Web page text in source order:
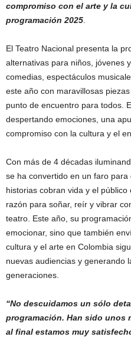
compromiso con el arte y la
programación 2025
El Teatro Nacional presenta la
alternativas para niños, jóvenes
comedias, espectáculos
este año con maravillosas
punto de encuentro para todos.
despertando emociones, una
compromiso con la cultura y el
Con más de 4 décadas
se ha convertido en un faro
historias cobran vida y el
razón para soñar, reír y vibrar
teatro. Este año, su
emocionar, sino que también
cultura y el arte en Colombia
nuevas audiencias y generando
generaciones.
“No descuidamos un sólo
programación. Han sido unos
al final estamos muy